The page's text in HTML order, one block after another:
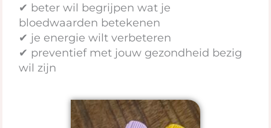
✔ beter wil begrijpen wat je
bloedwaarden betekenen
✔ je energie wilt verbeteren
✔ preventief met jouw gezondheid bezig
wil zijn